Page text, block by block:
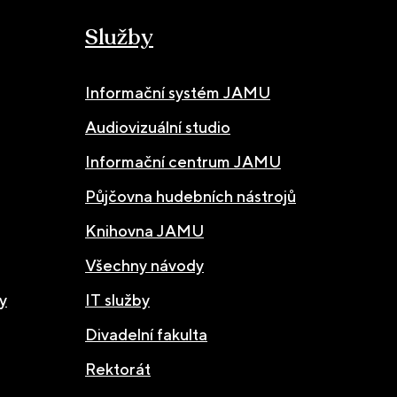
Služby
Informační systém JAMU
Audiovizuální studio
Informační centrum JAMU
Půjčovna hudebních nástrojů
Knihovna JAMU
Všechny návody
IT služby
Divadelní fakulta
Rektorát